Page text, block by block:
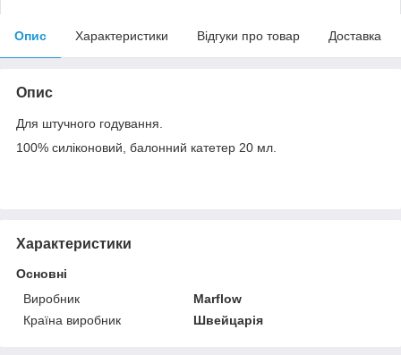
Опис Характеристики Відгуки про товар Доставка
Опис
Для штучного годування.
100% силіконовий, балонний катетер 20 мл.
Характеристики
Основні
Виробник
Marflow
Країна виробник
Швейцарія